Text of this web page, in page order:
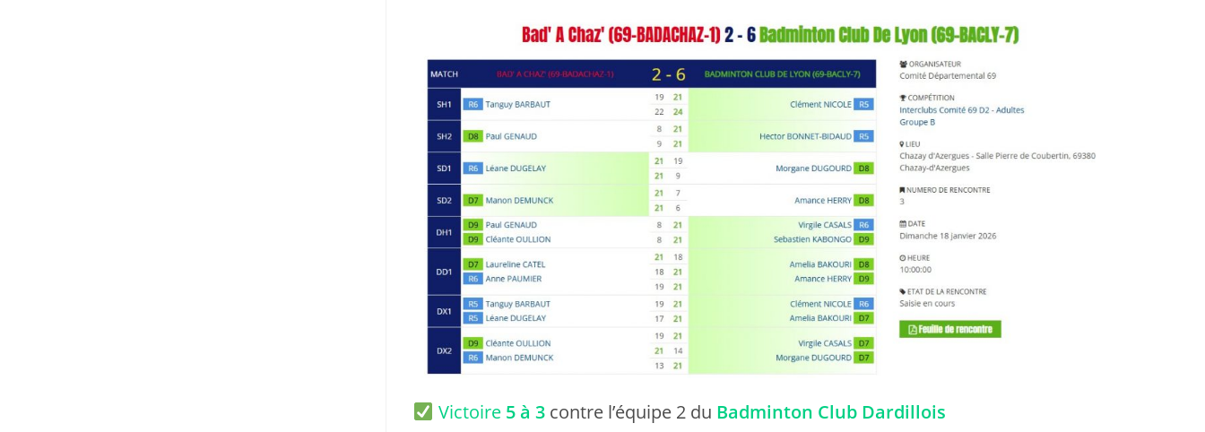
Victoire 5 à 3 contre l’équipe 2 du Badminton Club Dardillois